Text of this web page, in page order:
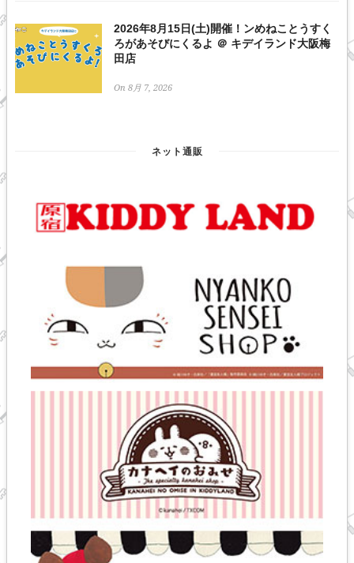
2026年8月15日(土)開催！ンめねことうすく
ろがあそびにくるよ ＠ キデイランド大阪梅
田店
On 8月 7, 2026
ネット通販